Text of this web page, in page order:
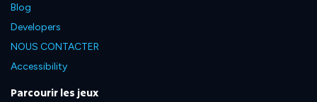
Blog
Developers
NOUS CONTACTER
Accessibility
Parcourir les jeux